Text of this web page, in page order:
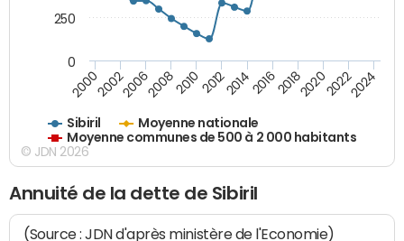
Sibiril
Moyenne nationale
Moyenne communes de 500 à 2 000 habitants
200020022006200820102012201420162018202020222024
0
250
© JDN 2026
Annuité de la dette de Sibiril
(Source : JDN d'après ministère de l'Economie)